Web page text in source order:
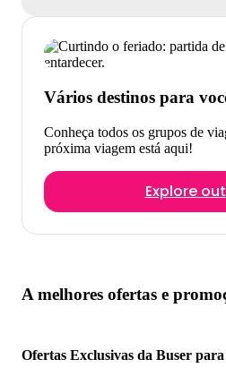
Vários destinos para
Conheça todos os grupos de
próxima viagem está aqui!
Explore
A melhores ofertas e
Ofertas Exclusivas da Buser